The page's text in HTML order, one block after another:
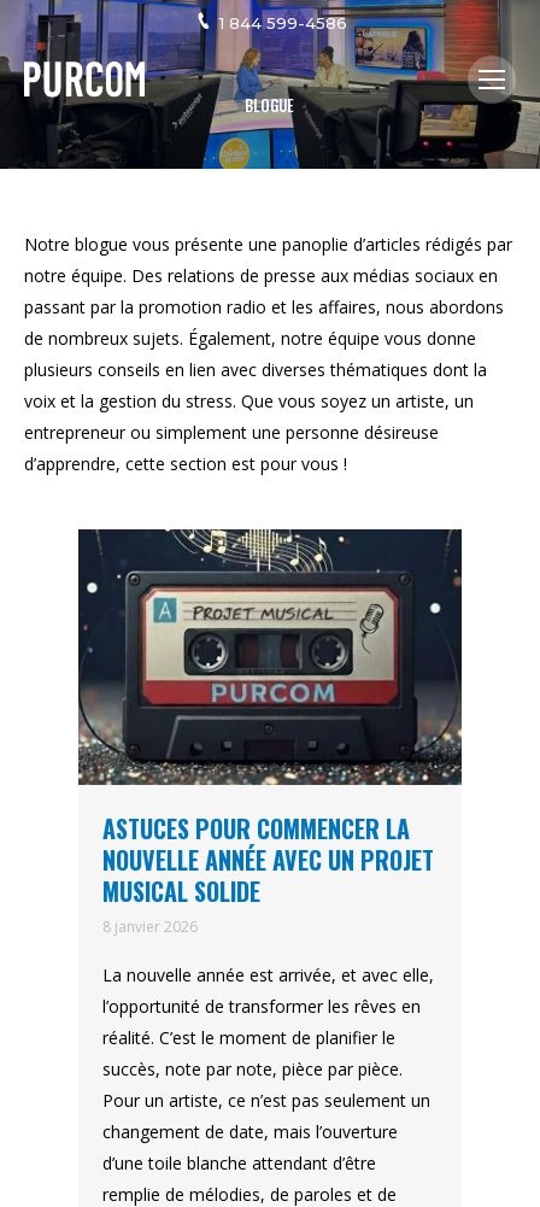
1 844 599-4586
BLOGUE
Notre blogue vous présente une panoplie d’articles rédigés par
notre équipe. Des relations de presse aux médias sociaux en
passant par la promotion radio et les affaires, nous abordons
de nombreux sujets. Également, notre équipe vous donne
plusieurs conseils en lien avec diverses thématiques dont la
voix et la gestion du stress. Que vous soyez un artiste, un
entrepreneur ou simplement une personne désireuse
d’apprendre, cette section est pour vous !
ASTUCES POUR COMMENCER LA
NOUVELLE ANNÉE AVEC UN PROJET
MUSICAL SOLIDE
8 janvier 2026
La nouvelle année est arrivée, et avec elle,
l’opportunité de transformer les rêves en
réalité. C’est le moment de planifier le
succès, note par note, pièce par pièce.
Pour un artiste, ce n’est pas seulement un
changement de date, mais l’ouverture
d’une toile blanche attendant d’être
remplie de mélodies, de paroles et de